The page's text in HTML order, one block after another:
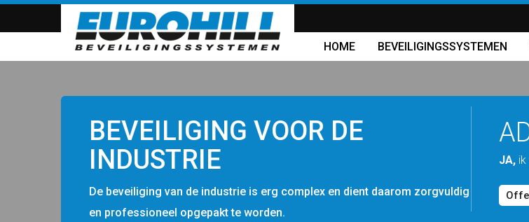
HOME BEVEILIGINGSSYSTEMEN
BEVEILIGING VOOR DE
INDUSTRIE
De beveiliging van de industrie is erg complex en dient daarom zorgvuldig
en professioneel opgepakt te worden.
JA,